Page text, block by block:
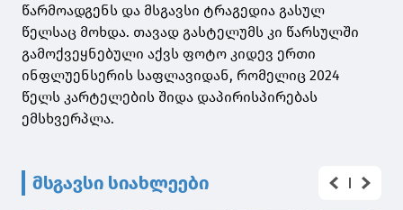
წარმოადგენს და მსგავსი ტრაგედია გასულ
წელსაც მოხდა. თავად გასტელუმს კი წარსულში
გამოქვეყნებული აქვს ფოტო კიდევ ერთი
ინფლუენსერის საფლავიდან, რომელიც 2024
წელს კარტელების შიდა დაპირისპირებას
ემსხვერპლა.
მსგავსი სიახლეები